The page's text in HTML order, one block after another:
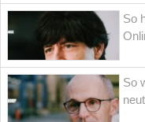
So
So